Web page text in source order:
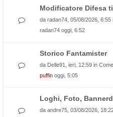
Modificatore Difesa
da radan74 , 05/08/2026, 6:55
radan74 oggi, 6:52
Storico Fantamister
da Delle91 , ieri, 12:59 in
puffin oggi, 5:05
Loghi, Foto,
da andre75 , 03/08/2026,